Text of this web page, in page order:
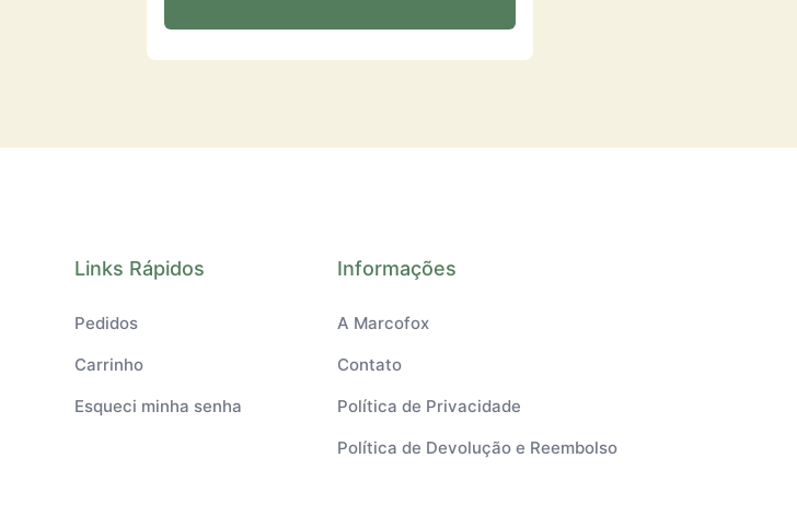
Links Rápidos
Pedidos
Carrinho
Esqueci minha senha
Informações
A Marcofox
Contato
Política de Privacidade
Política de Devolução e Reembolso